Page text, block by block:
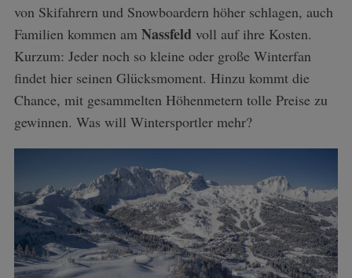
von Skifahrern und Snowboardern höher schlagen, auch
Familien kommen am Nassfeldvoll auf ihre Kosten.
Kurzum: Jeder noch so kleine oder große Winterfan
findet hier seinen Glücksmoment. Hinzu kommt die
Chance, mit gesammelten Höhenmetern tolle Preise zu
gewinnen. Was will Wintersportler mehr?